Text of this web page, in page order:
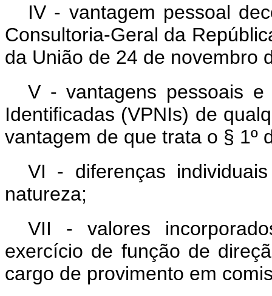
IV - vantagem pessoal
Consultoria-Geral da
da União de 24 de novembro
V - vantagens pessoais e
Identificadas (VPNIs) de
vantagem de que trata o § 1º
VI - diferenças
natureza;
VII - valores
exercício de função de
cargo de provimento em